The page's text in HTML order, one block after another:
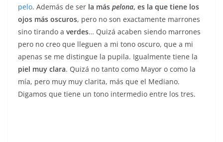
pelo. Además de ser la más pelona, es la que tiene los
ojos más oscuros, pero no son exactamente marrones
sino tirando a verdes… Quizá acaben siendo marrones
pero no creo que lleguen a mi tono oscuro, que a mi
apenas se me distingue la pupila. Igualmente tiene la
piel muy clara. Quizá no tanto como Mayor o como la
mía, pero muy muy clarita, más que el Mediano.
Digamos que tiene un tono intermedio entre los tres.